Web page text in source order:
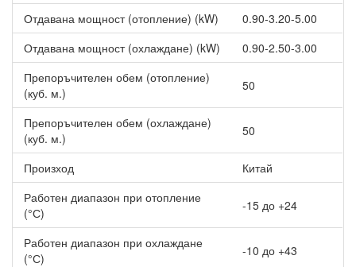
ECO режим
Намалява разходите за ел.енергия.
Отдавана мощност (отопление) (kW)
0.90-3.20-5.00
Отдавана мощност (охлаждане) (kW)
0.90-2.50-3.00
Препоръчителен обем (отопление)
(куб. м.)
50
Препоръчителен обем (охлаждане)
(куб. м.)
50
Произход
Китай
Работен диапазон при отопление
(°С)
-15 до +24
Работен диапазон при охлаждане
(°С)
-10 до +43